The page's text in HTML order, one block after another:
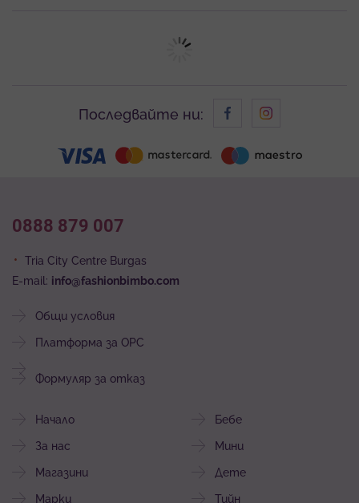
Последвайте ни:
0888 879 007
Tria City Centre Burgas
E-mail: info@fashionbimbo.com
Бебе
Мини
Дете
Тийн
Начало
За нас
Магазини
Марки
Общи условия
Платформа за ОРС
Формуляр за отказ